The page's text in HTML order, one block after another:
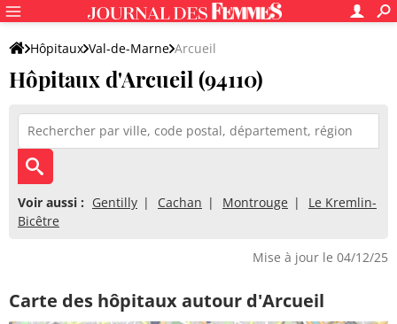
Hôpitaux Val-de-Marne Arcueil
Hôpitaux d'Arcueil (94110)
Voir aussi : Gentilly Cachan Montrouge
Le Kremlin-
Bicêtre
Mise à jour le 04/12/25
Carte des hôpitaux autour d'Arcueil